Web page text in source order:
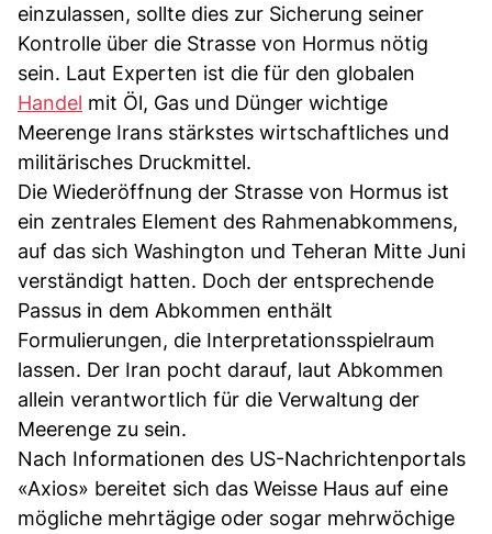
einzulassen, sollte dies zur Sicherung seiner
Kontrolle über die Strasse von Hormus nötig
sein. Laut Experten ist die für den globalen
Handel mit Öl, Gas und Dünger wichtige
Meerenge Irans stärkstes wirtschaftliches und
militärisches Druckmittel.
Die Wiederöffnung der Strasse von Hormus ist
ein zentrales Element des Rahmenabkommens,
auf das sich Washington und Teheran Mitte Juni
verständigt hatten. Doch der entsprechende
Passus in dem Abkommen enthält
Formulierungen, die Interpretationsspielraum
lassen. Der Iran pocht darauf, laut Abkommen
allein verantwortlich für die Verwaltung der
Meerenge zu sein.
Nach Informationen des US-Nachrichtenportals
«Axios» bereitet sich das Weisse Haus auf eine
mögliche mehrtägige oder sogar mehrwöchige